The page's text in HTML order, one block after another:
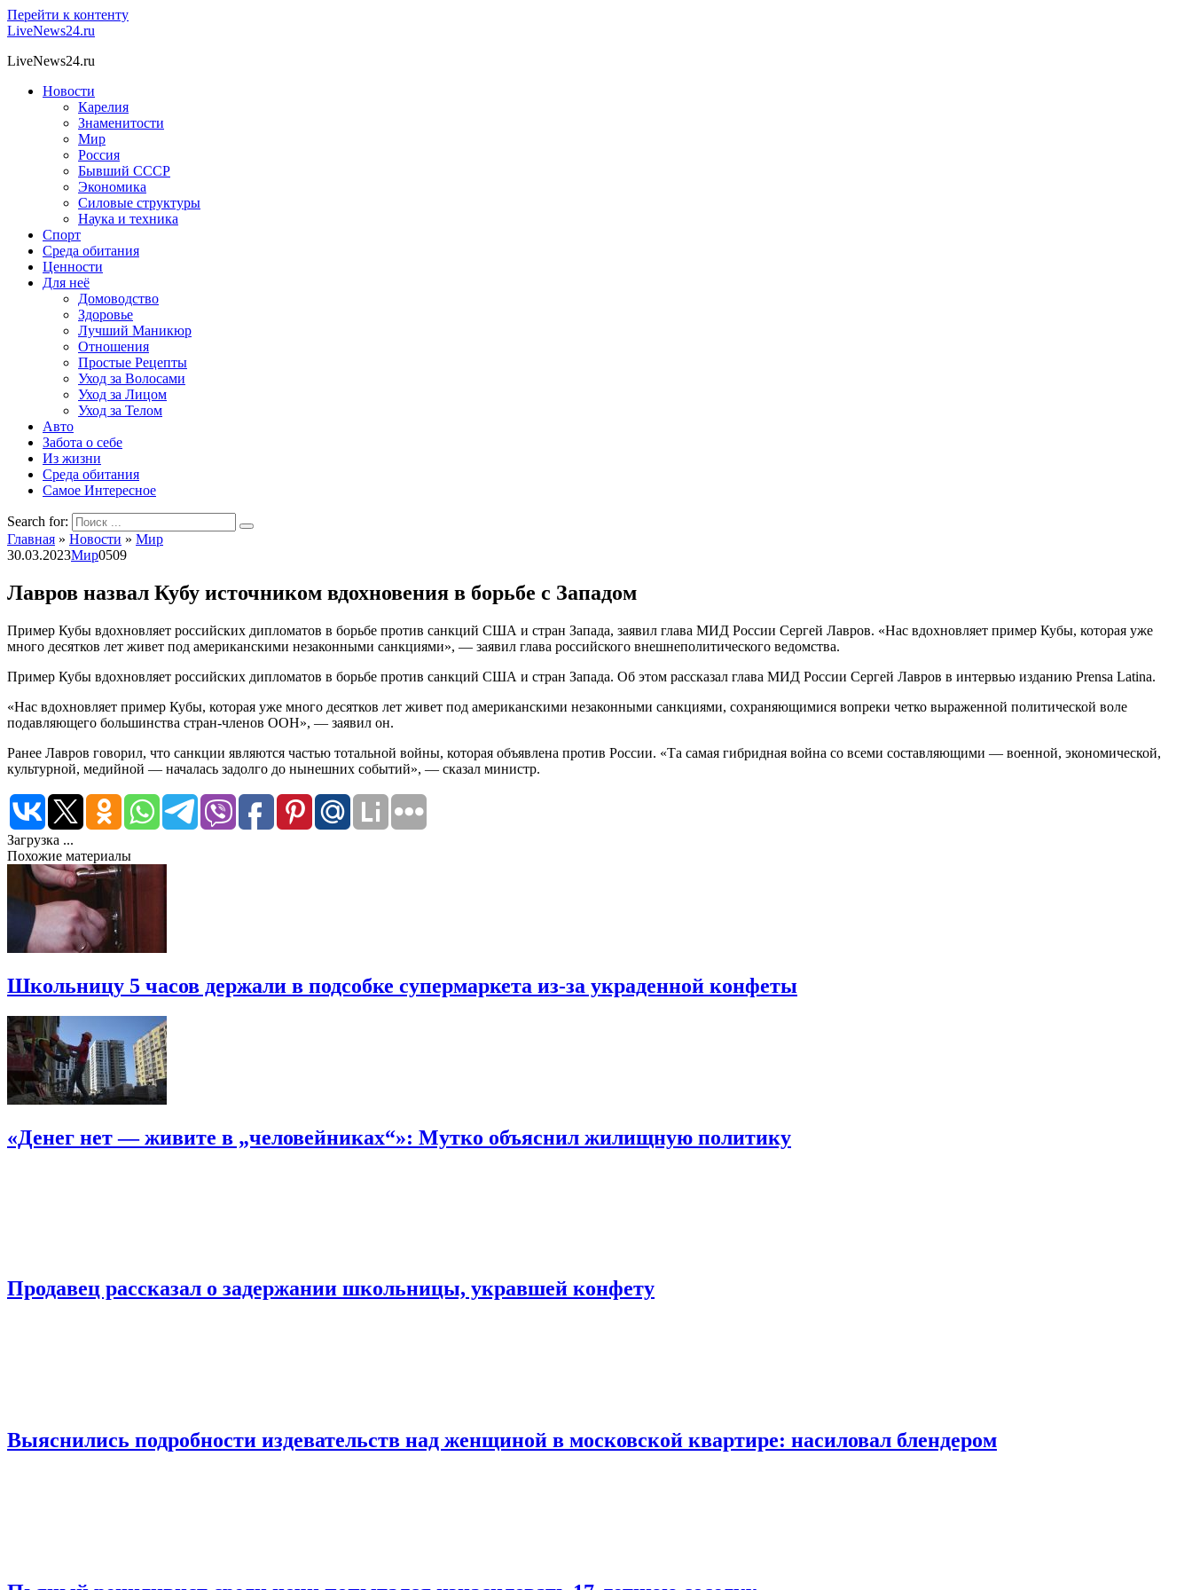
Перейти к контенту
LiveNews24.ru
LiveNews24.ru
Новости
Карелия
Знаменитости
Мир
Россия
Бывший СССР
Экономика
Силовые структуры
Наука и техника
Спорт
Среда обитания
Ценности
Для неё
Домоводство
Здоровье
Лучший Маникюр
Отношения
Простые Рецепты
Уход за Волосами
Уход за Лицом
Уход за Телом
Авто
Забота о себе
Из жизни
Среда обитания
Самое Интересное
Search for:
Главная » Новости » Мир
30.03.2023Мир0509
Лавров назвал Кубу источником вдохновения в борьбе с Западом
Пример Кубы вдохновляет российских дипломатов в борьбе против санкций США и стран Запада, заявил глава МИД России Сергей Лавров. «Нас вдохновляет пример Кубы, которая уже
много десятков лет живет под американскими незаконными санкциями», — заявил глава российского внешнеполитического ведомства.
Пример Кубы вдохновляет российских дипломатов в борьбе против санкций США и стран Запада. Об этом рассказал глава МИД России Сергей Лавров в интервью изданию Prensa Latina.
«Нас вдохновляет пример Кубы, которая уже много десятков лет живет под американскими незаконными санкциями, сохраняющимися вопреки четко выраженной политической воле
подавляющего большинства стран-членов ООН», — заявил он.
Ранее Лавров говорил, что санкции являются частью тотальной войны, которая объявлена против России. «Та самая гибридная война со всеми составляющими — военной, экономической,
культурной, медийной — началась задолго до нынешних событий», — сказал министр.
Загрузка ...
Похожие материалы
Школьницу 5 часов держали в подсобке супермаркета из-за украденной конфеты
«Денег нет — живите в „человейниках“»: Мутко объяснил жилищную политику
Продавец рассказал о задержании школьницы, укравшей конфету
Выяснились подробности издевательств над женщиной в московской квартире: насиловал блендером